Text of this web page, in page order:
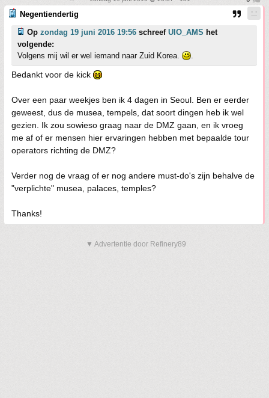
Negentiendertig
Op zondag 19 juni 2016 19:56 schreef UIO_AMS het
volgende:
Volgens mij wil er wel iemand naar Zuid Korea.
Bedankt voor de kick
Over een paar weekjes ben ik 4 dagen in Seoul. Ben er eerder
geweest, dus de musea, tempels, dat soort dingen heb ik wel
gezien. Ik zou sowieso graag naar de DMZ gaan, en ik vroeg
me af of er mensen hier ervaringen hebben met bepaalde tour
operators richting de DMZ?
Verder nog de vraag of er nog andere must-do's zijn behalve de
"verplichte" musea, palaces, temples?
Thanks!
▼ Advertentie door Refinery89